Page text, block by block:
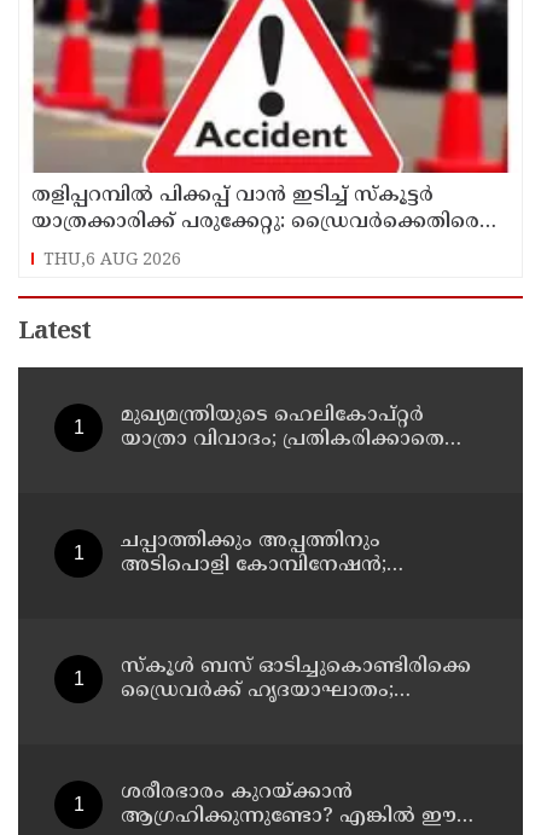
തളിപ്പറമ്പിൽ പിക്കപ്പ് വാൻ ഇടിച്ച് സ്‌കൂട്ടർ
യാത്രക്കാരിക്ക് പരുക്കേറ്റു: ഡ്രൈവർക്കെതിരെ
കേസെടുത്തു
THU,6 AUG 2026
Latest
മുഖ്യമന്ത്രിയുടെ ഹെലികോപ്റ്റര്‍
യാത്രാ വിവാദം; പ്രതികരിക്കാതെ
ചപ്പാത്തിക്കും അപ്പത്തിനും
അടിപൊളി കോമ്പിനേഷൻ;
സ്കൂൾ ബസ് ഓടിച്ചുകൊണ്ടിരിക്കെ
ഡ്രൈവർക്ക് ഹൃദയാഘാതം;
ശരീരഭാരം കുറയ്ക്കാൻ
ആഗ്രഹിക്കുന്നുണ്ടോ? എങ്കിൽ ഈ